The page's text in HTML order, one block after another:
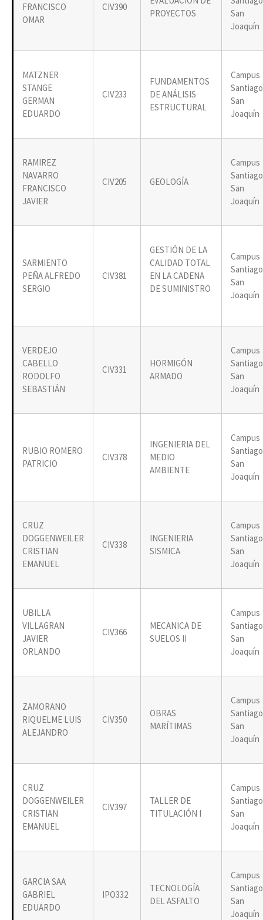
FRANCISCO
OMAR
CIV390
PROYECTOS
San
Joaquín
MATZNER
STANGE
GERMAN
EDUARDO
CIV233
FUNDAMENTOS
DE ANÁLISIS
ESTRUCTURAL
Campus
Santiago
San
Joaquín
RAMIREZ
NAVARRO
FRANCISCO
JAVIER
CIV205 GEOLOGÍA
Campus
Santiago
San
Joaquín
SARMIENTO
PEÑA ALFREDO
SERGIO
CIV381
GESTIÓN DE LA
CALIDAD TOTAL
EN LA CADENA
DE SUMINISTRO
Campus
Santiago
San
Joaquín
VERDEJO
CABELLO
RODOLFO
SEBASTIÁN
CIV331
HORMIGÓN
ARMADO
Campus
Santiago
San
Joaquín
RUBIO ROMERO
PATRICIO
CIV378
INGENIERIA DEL
MEDIO
AMBIENTE
Campus
Santiago
San
Joaquín
CRUZ
DOGGENWEILER
CRISTIAN
EMANUEL
CIV338
INGENIERIA
SISMICA
Campus
Santiago
San
Joaquín
UBILLA
VILLAGRAN
JAVIER
ORLANDO
CIV366
MECANICA DE
SUELOS II
Campus
Santiago
San
Joaquín
ZAMORANO
RIQUELME LUIS
ALEJANDRO
CIV350
OBRAS
MARÍTIMAS
Campus
Santiago
San
Joaquín
CRUZ
DOGGENWEILER
CRISTIAN
EMANUEL
CIV397
TALLER DE
TITULACIÓN I
Campus
Santiago
San
Joaquín
GARCIA SAA
GABRIEL
EDUARDO
IPO332
TECNOLOGÍA
DEL ASFALTO
Campus
Santiago
San
Joaquín